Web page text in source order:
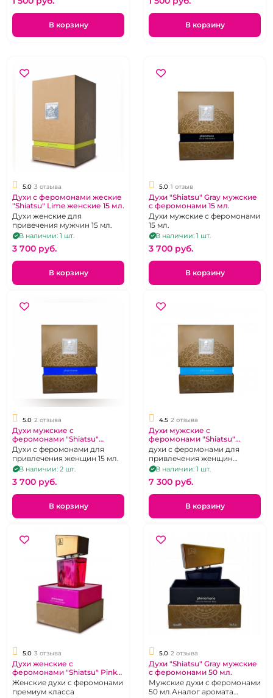
противоположного пола,
усиление сексуального
влечения.В корзину В корзину
5.0 3 отзыва
Духи с феромонами жеские
"Shiatsu" Lime женские 15 мл.
Духи женские для
привечения мужчин 15 мл.
В наличии: 1 шт.
3 700 pуб.
В корзину
5.0 1 отзыв
Духи "Shiatsu" Gray мужские
с феромонами 15 мл.
Духи мужские с феромонами
15 мл.
В наличии: 1 шт.
3 700 pуб.
В корзину
5.0 2 отзыва
Духи мужские с
феромонами "Shiatsu"
DarkBlue 15 мл.
Духи с феромонами для
привлечения женщин 15 мл.
В наличии: 2 шт.
3 700 pуб.
В корзину
4.5 2 отзыва
Духи мужские с
феромонами "Shiatsu"
LightBlue 50 мл.
духи с феромонами для
привлечения женщин
Аналог аромата Creed Silver
Mountain wate
В наличии: 1 шт.
7 300 pуб.
В корзину
5.0 3 отзыва
Духи женские с
феромонами "Shiatsu" Pink
50 мл.
Женские духи с феромонами
премиум класса
5.0 2 отзыва
Духи "Shiatsu" Gray мужские
с феромонами 50 мл.
Мужские духи с феромонами
50 мл.Аналог аромата